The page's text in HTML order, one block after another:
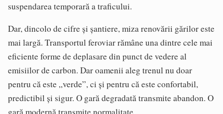
suspendarea temporară a traficului.
Dar, dincolo de cifre și șantiere, miza renovării gărilor este
mai largă. Transportul feroviar rămâne una dintre cele mai
eficiente forme de deplasare din punct de vedere al
emisiilor de carbon. Dar oamenii aleg trenul nu doar
pentru că este „verde”, ci și pentru că este confortabil,
predictibil și sigur. O gară degradată transmite abandon. O